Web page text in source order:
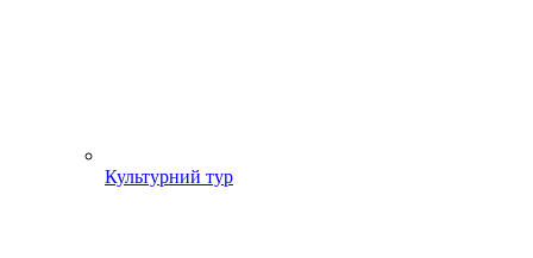
Культурний тур